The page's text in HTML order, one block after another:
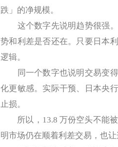
跌」的净规模。
这个数字先说明趋势很强。
势和利差是否还在。只要日本
逻辑。
同一个数字也说明交易变得
化更敏感。实际干预、日本央
止损。
所以，13.8 万份空头不能被
明市场仍在顺着利差交易，也